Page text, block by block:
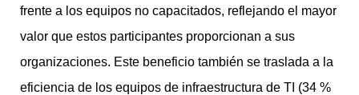
frente a los equipos no capacitados, reflejando el mayor
valor que estos participantes proporcionan a sus
organizaciones. Este beneficio también se traslada a la
eficiencia de los equipos de infraestructura de TI (34 %